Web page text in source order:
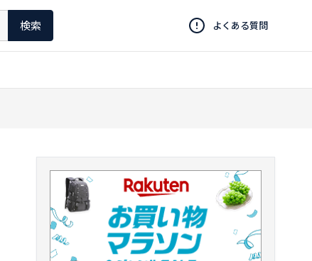
検索 よくある質問